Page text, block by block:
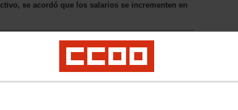
se acordó que los salarios se incrementen en
2015 establece, en su
trabajadoras de las
en el año 2015. La